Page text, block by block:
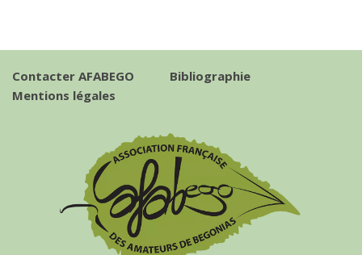
Contacter AFABEGO
Bibliographie
Mentions légales